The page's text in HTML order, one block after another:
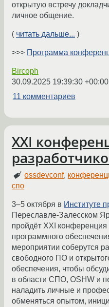
открытую встречу
личное общение.
( читать дальше... )
>>> Программа
Bircoph
30.09.2025 19:39:30 +00:00
11 комментариев
XXI
ossdevconf,
спо
3–5 октября в Институте
Переславле-Залесском
пройдёт XXI конференция
программного
мероприятии соберутся
свободного ПО и
обеспечения, чтобы
в области СПО, OSHW и
наладить личные и
обменяться опытом,